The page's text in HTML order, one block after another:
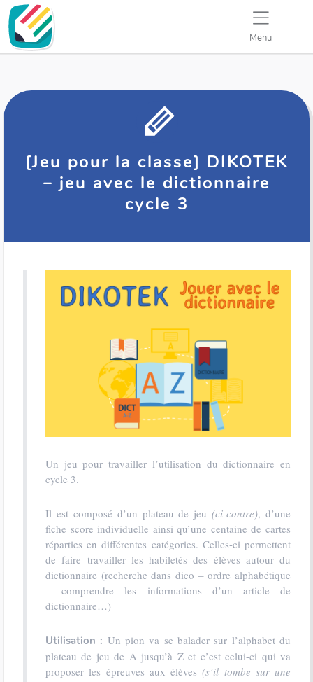
Menu
[Jeu pour la classe] DIKOTEK
– jeu avec le dictionnaire
cycle 3
Un jeu pour travailler l’utilisation du dictionnaire en
cycle 3.
Il est composé d’un plateau de jeu(ci-contre), d’une
fiche score individuelle ainsi qu’une centaine de cartes
réparties en différentes catégories. Celles-ci permettent
de faire travailler les habiletés des élèves autour du
dictionnaire (recherche dans dico – ordre alphabétique
– comprendre les informations d’un article de
dictionnaire…)
Utilisation : Un pion va se balader sur l’alphabet du
plateau de jeu de A jusqu’à Z et c’est celui-ci qui va
proposer les épreuves aux élèves(s’il tombe sur une